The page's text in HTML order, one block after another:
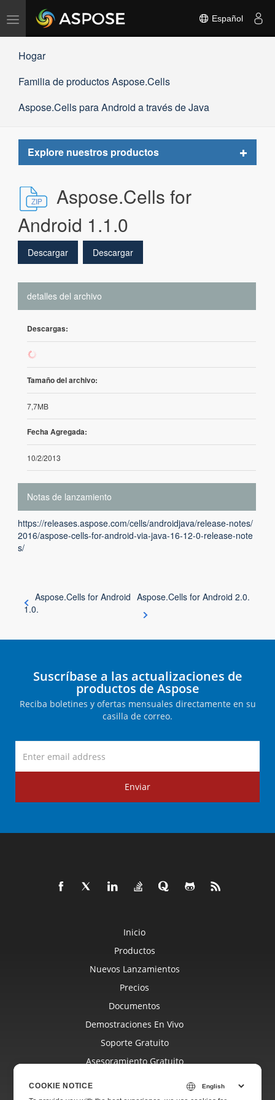
Alternar
navegación
Español
Hogar
Familia de productos Aspose.Cells
Aspose.Cells para Android a través de Java
Explore nuestros productos
Toggle
Aspose.Cells for
Android 1.1.0
Descargar Descargar
detalles del archivo
Descargas:
172
Tamaño del archivo:
7,7MB
Fecha Agregada:
10/2/2013
Notas de lanzamiento
https://releases.aspose.com/cells/androidjava/release-notes/
2016/aspose-cells-for-android-via-java-16-12-0-release-note
s/
Aspose.Cells for Android
1.0.
Aspose.Cells for Android 2.0.
Suscríbase a las actualizaciones de
productos de Aspose
Reciba boletines y ofertas mensuales directamente en su
casilla de correo.
Enviar
Inicio
Productos
Nuevos Lanzamientos
Precios
Documentos
Demostraciones En Vivo
Soporte Gratuito
Asesoramiento Gratuito
COOKIE NOTICE